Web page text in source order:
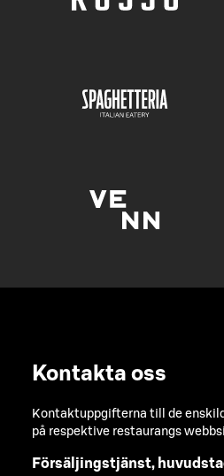
Kontakta oss
Kontaktuppgifterna till de
på respektive restaurangs
Försäljingstjänst,